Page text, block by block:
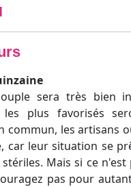
sera très bien
les plus favorisés
commun, les artisans
car leur situation se
Mais si ce n'est
pas pour